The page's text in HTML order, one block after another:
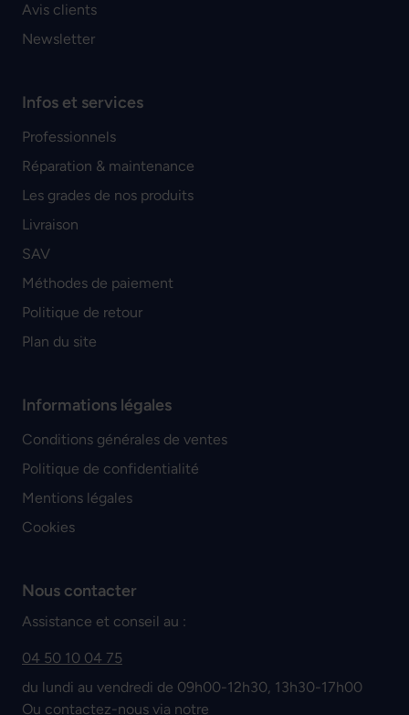
Avis clients
Newsletter
Infos et services
Professionnels
Réparation & maintenance
Les grades de nos produits
Livraison
SAV
Méthodes de paiement
Politique de retour
Plan du site
Informations légales
Conditions générales de ventes
Politique de confidentialité
Mentions légales
Cookies
Nous contacter
Assistance et conseil au :
04 50 10 04 75
du lundi au vendredi de 09h00-12h30, 13h30-17h00
Ou contactez-nous via notre